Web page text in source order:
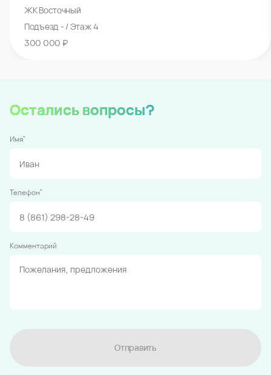
ЖК Восточный
Подъезд - / Этаж 4
300 000 ₽
Остались вопросы?
Имя*
Телефон*
Комментарий
Отправить